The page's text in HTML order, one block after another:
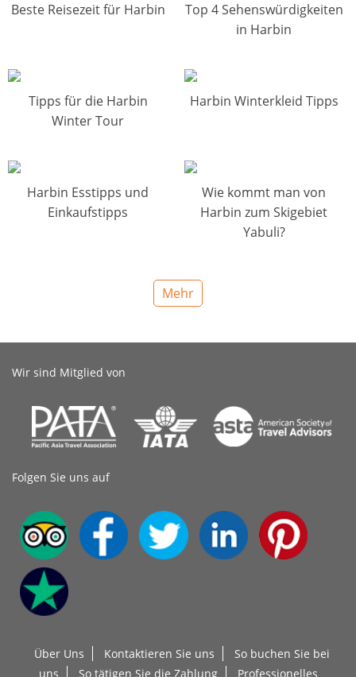
Beste Reisezeit für Harbin
Top 4 Sehenswürdigkeiten
in Harbin
Tipps für die Harbin
Winter Tour
Harbin Winterkleid Tipps
Harbin Esstipps und
Einkaufstipps
Wie kommt man von
Harbin zum Skigebiet
Yabuli?
Mehr
Wir sind Mitglied von
Folgen Sie uns auf
Über Uns Kontaktieren Sie uns
So buchen Sie bei
uns
So tätigen Sie die Zahlung Professionelles